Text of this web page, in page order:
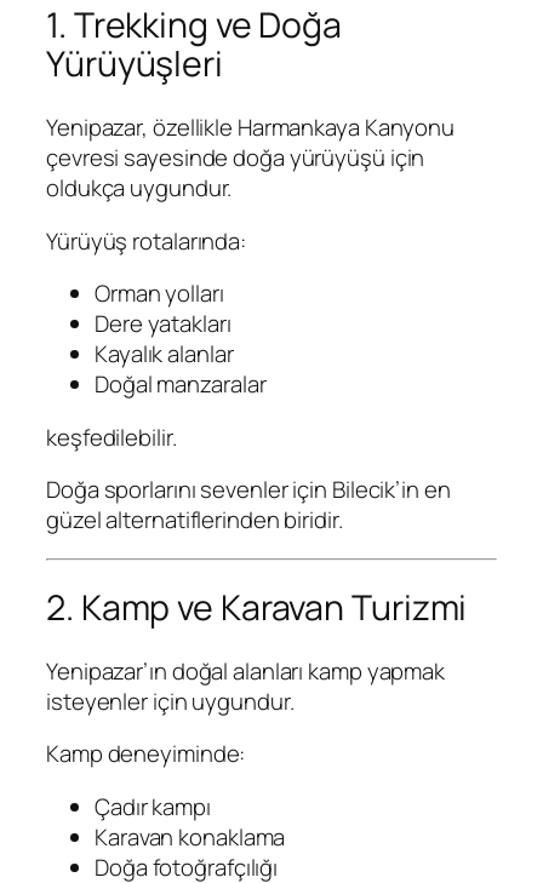
1. Trekking ve Doğa
Yürüyüşleri
Yenipazar, özellikle Harmankaya Kanyonu
çevresi sayesinde doğa yürüyüşü için
oldukça uygundur.
Yürüyüş rotalarında:
Orman yolları
Dere yatakları
Kayalık alanlar
Doğal manzaralar
keşfedilebilir.
Doğa sporlarını sevenler için Bilecik’in en
güzel alternatiflerinden biridir.
2. Kamp ve Karavan Turizmi
Yenipazar’ın doğal alanları kamp yapmak
isteyenler için uygundur.
Kamp deneyiminde:
Çadır kampı
Karavan konaklama
Doğa fotoğrafçılığı